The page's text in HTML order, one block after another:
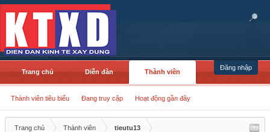
Đăng nhập
Trang chủ Diễn đàn Thành viên
Thành viên tiêu biểu Đang truy cập Hoạt động gần đây
Trang chủ Thành viên tieutu13